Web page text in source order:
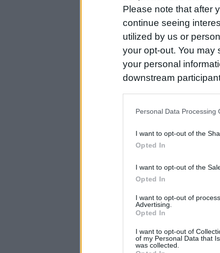
Please note that after
continue seeing
utilized by us or
your opt-out. You may
your personal
downstream
us to third parties on
Personal Data Processing
I want to opt-out of the
Opted In
I want to opt-out of the
Opted In
I want to opt-out of
Advertising.
Opted In
I want to opt-out of
of my Personal Data that
was collected.